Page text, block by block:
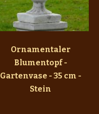
Ornamentaler
Blumentopf -
Gartenvase - 35 cm -
Stein